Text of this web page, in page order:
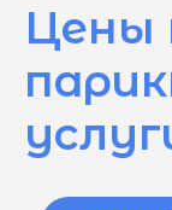
Цены